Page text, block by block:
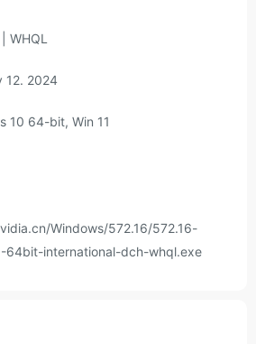
2024
64-bit, Win 11
Windows/572.16/572.16-
64bit-international-dch-whql.exe